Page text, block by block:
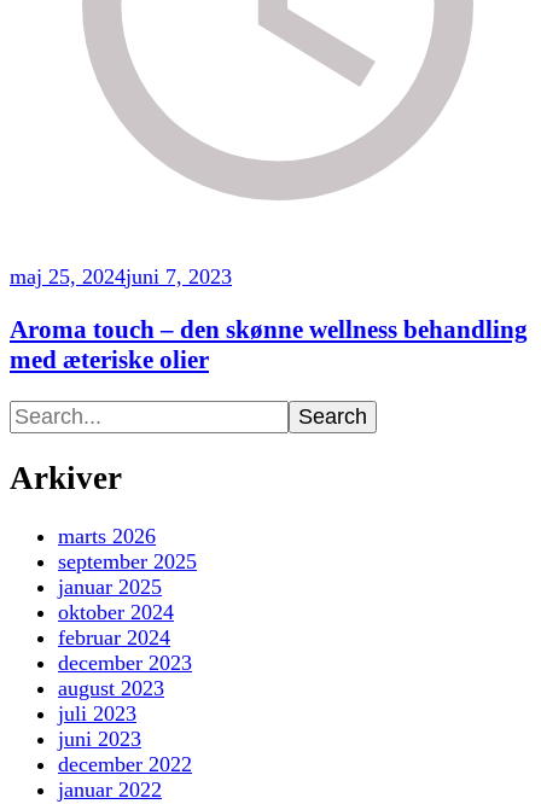
maj 25, 2024juni 7, 2023
Aroma touch – den skønne wellness behandling
med æteriske olier
Search
for:
Arkiver
marts 2026
september 2025
januar 2025
oktober 2024
februar 2024
december 2023
august 2023
juli 2023
juni 2023
december 2022
januar 2022